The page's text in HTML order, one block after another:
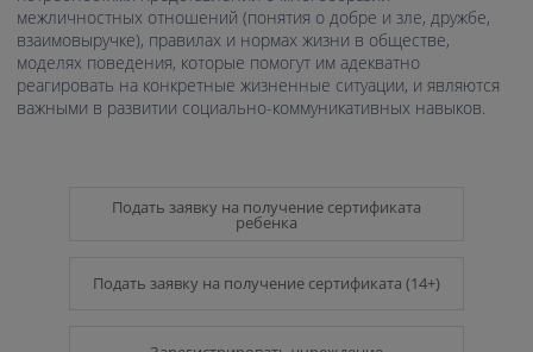
межличностных отношений (понятия о добре и зле, дружбе,
взаимовыручке), правилах и нормах жизни в обществе,
моделях поведения, которые помогут им адекватно
реагировать на конкретные жизненные ситуации, и являются
важными в развитии социально-коммуникативных навыков.
Подать заявку на получение сертификата
ребенка
Подать заявку на получение сертификата (14+)